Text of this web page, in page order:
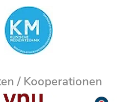
/ Kooperationen